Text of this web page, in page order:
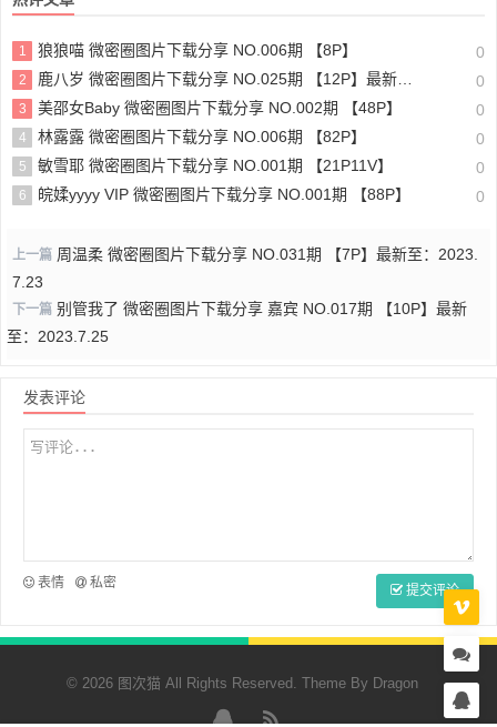
1 狼狼喵 微密圈图片下载分享 NO.006期 【8P】 0
2 鹿八岁 微密圈图片下载分享 NO.025期 【12P】最新至：2023.9.28 0
3 美邵女Baby 微密圈图片下载分享 NO.002期 【48P】 0
4 林露露 微密圈图片下载分享 NO.006期 【82P】 0
5 敏雪耶 微密圈图片下载分享 NO.001期 【21P11V】 0
6 皖媃yyyy VIP 微密圈图片下载分享 NO.001期 【88P】 0
上一篇 周温柔 微密圈图片下载分享 NO.031期 【7P】最新至：2023.
7.23
下一篇 别管我了 微密圈图片下载分享 嘉宾 NO.017期 【10P】最新
至：2023.7.25
发表评论
表情 私密 提交评论
© 2026 图次猫 All Rights Reserved. Theme By Dragon